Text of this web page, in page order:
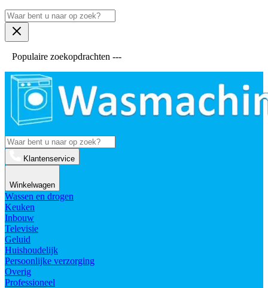
Populaire zoekopdrachten ---
Klantenservice
Winkelwagen
Wassen en drogen
Keuken
Inbouw
Televisie
Geluid
Huishoudelijk
Persoonlijke verzorging
Overig
Professioneel